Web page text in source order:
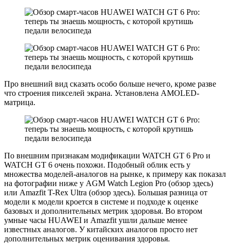
Про внешний вид сказать особо больше нечего, кроме разве
что строения пикселей экрана. Установлена AMOLED-
матрица.
По внешним признакам модификации WATCH GT 6 Pro и
WATCH GT 6 очень похожи. Подобный облик есть у
множества моделей-аналогов на рынке, к примеру как показал
на фотографии ниже у AGM Watch Legion Pro (обзор здесь)
или Amazfit T-Rex Ultra (обзор здесь). Большая разница от
модели к модели кроется в системе и подходе к оценке
базовых и дополнительных метрик здоровья. Во втором
умные часы HUAWEI и Amazfit ушли дальше менее
известных аналогов. У китайских аналогов просто нет
дополнительных метрик оценивания здоровья.